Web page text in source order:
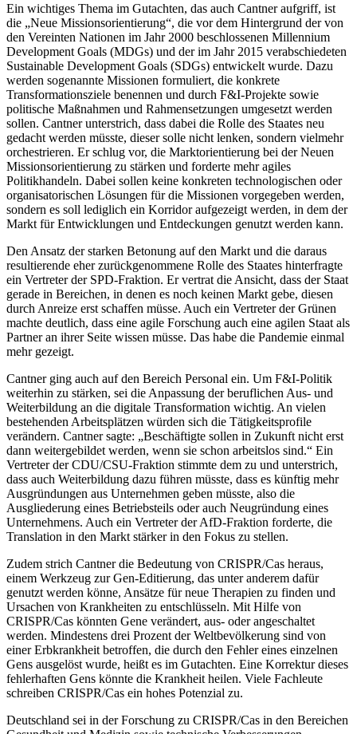
Ein wichtiges Thema im Gutachten, das auch Cantner aufgriff, ist
die „Neue Missionsorientierung“, die vor dem Hintergrund der von
den Vereinten Nationen im Jahr 2000 beschlossenen Millennium
Development Goals (MDGs) und der im Jahr 2015 verabschiedeten
Sustainable Development Goals (SDGs) entwickelt wurde. Dazu
werden sogenannte Missionen formuliert, die konkrete
Transformationsziele benennen und durch F&I-Projekte sowie
politische Maßnahmen und Rahmensetzungen umgesetzt werden
sollen. Cantner unterstrich, dass dabei die Rolle des Staates neu
gedacht werden müsste, dieser solle nicht lenken, sondern vielmehr
orchestrieren. Er schlug vor, die Marktorientierung bei der Neuen
Missionsorientierung zu stärken und forderte mehr agiles
Politikhandeln. Dabei sollen keine konkreten technologischen oder
organisatorischen Lösungen für die Missionen vorgegeben werden,
sondern es soll lediglich ein Korridor aufgezeigt werden, in dem der
Markt für Entwicklungen und Entdeckungen genutzt werden kann.
Den Ansatz der starken Betonung auf den Markt und die daraus
resultierende eher zurückgenommene Rolle des Staates hinterfragte
ein Vertreter der SPD-Fraktion. Er vertrat die Ansicht, dass der Staat
gerade in Bereichen, in denen es noch keinen Markt gebe, diesen
durch Anreize erst schaffen müsse. Auch ein Vertreter der Grünen
machte deutlich, dass eine agile Forschung auch eine agilen Staat als
Partner an ihrer Seite wissen müsse. Das habe die Pandemie einmal
mehr gezeigt.
Cantner ging auch auf den Bereich Personal ein. Um F&I-Politik
weiterhin zu stärken, sei die Anpassung der beruflichen Aus- und
Weiterbildung an die digitale Transformation wichtig. An vielen
bestehenden Arbeitsplätzen würden sich die Tätigkeitsprofile
verändern. Cantner sagte: „Beschäftigte sollen in Zukunft nicht erst
dann weitergebildet werden, wenn sie schon arbeitslos sind.“ Ein
Vertreter der CDU/CSU-Fraktion stimmte dem zu und unterstrich,
dass auch Weiterbildung dazu führen müsste, dass es künftig mehr
Ausgründungen aus Unternehmen geben müsste, also die
Ausgliederung eines Betriebsteils oder auch Neugründung eines
Unternehmens. Auch ein Vertreter der AfD-Fraktion forderte, die
Translation in den Markt stärker in den Fokus zu stellen.
Zudem strich Cantner die Bedeutung von CRISPR/Cas heraus,
einem Werkzeug zur Gen-Editierung, das unter anderem dafür
genutzt werden könne, Ansätze für neue Therapien zu finden und
Ursachen von Krankheiten zu entschlüsseln. Mit Hilfe von
CRISPR/Cas könnten Gene verändert, aus- oder angeschaltet
werden. Mindestens drei Prozent der Weltbevölkerung sind von
einer Erbkrankheit betroffen, die durch den Fehler eines einzelnen
Gens ausgelöst wurde, heißt es im Gutachten. Eine Korrektur dieses
fehlerhaften Gens könnte die Krankheit heilen. Viele Fachleute
schreiben CRISPR/Cas ein hohes Potenzial zu.
Deutschland sei in der Forschung zu CRISPR/Cas in den Bereichen